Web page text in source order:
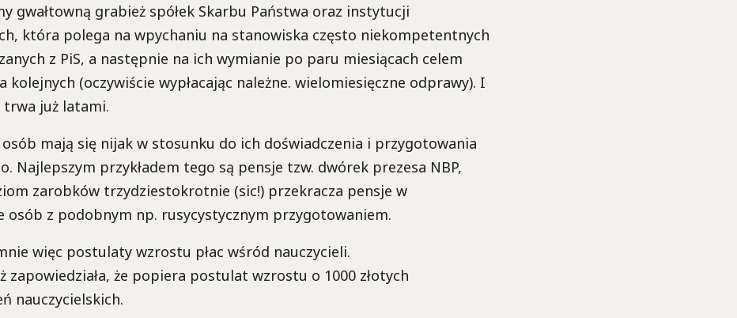
gwałtowną grabież spółek Skarbu Państwa oraz instytucji
która polega na wpychaniu na stanowiska często niekompetentnych
z PiS, a następnie na ich wymianie po paru miesiącach celem
kolejnych (oczywiście wypłacając należne. wielomiesięczne odprawy). I
już latami.
osób mają się nijak w stosunku do ich doświadczenia i przygotowania
Najlepszym przykładem tego są pensje tzw. dwórek prezesa NBP,
zarobków trzydziestokrotnie (sic!) przekracza pensje w
osób z podobnym np. rusycystycznym przygotowaniem.
więc postulaty wzrostu płac wśród nauczycieli.
zapowiedziała, że popiera postulat wzrostu o 1000 złotych
nauczycielskich.